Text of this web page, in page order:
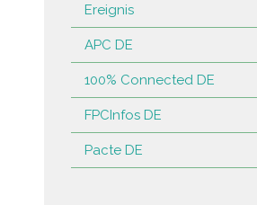
Ereignis
APC DE
100% Connected DE
FPCInfos DE
Pacte DE